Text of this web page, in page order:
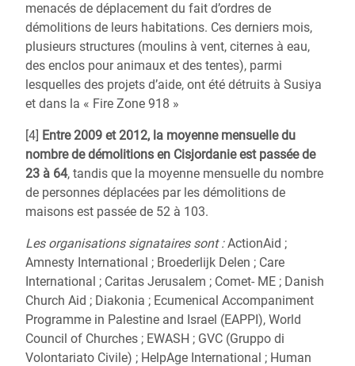
menacés de déplacement du fait d’ordres de
démolitions de leurs habitations. Ces derniers mois,
plusieurs structures (moulins à vent, citernes à eau,
des enclos pour animaux et des tentes), parmi
lesquelles des projets d’aide, ont été détruits à Susiya
et dans la « Fire Zone 918 »
[4] Entre 2009 et 2012, la moyenne mensuelle du
nombre de démolitions en Cisjordanie est passée de
23 à 64, tandis que la moyenne mensuelle du nombre
de personnes déplacées par les démolitions de
maisons est passée de 52 à 103.
Les organisations signataires sont :ActionAid ;
Amnesty International ; Broederlijk Delen ; Care
International ; Caritas Jerusalem ; Comet- ME ; Danish
Church Aid ; Diakonia ; Ecumenical Accompaniment
Programme in Palestine and Israel (EAPPI), World
Council of Churches ; EWASH ; GVC (Gruppo di
Volontariato Civile) ; HelpAge International ; Human